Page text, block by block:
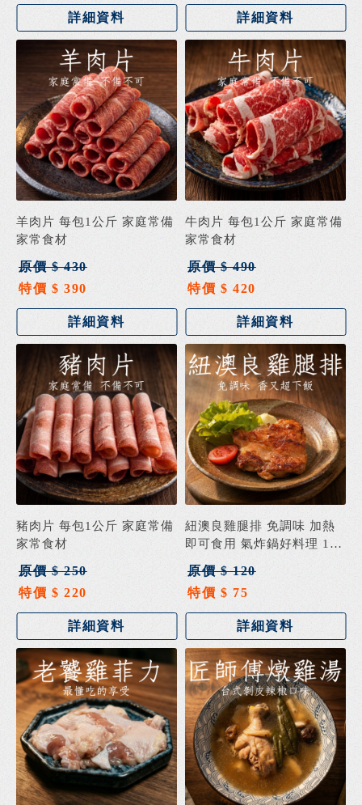
詳細資料 詳細資料
羊肉片 每包1公斤 家庭常備
家常食材
原價 $ 430
特價 $ 390
詳細資料
牛肉片 每包1公斤 家庭常備
家常食材
原價 $ 490
特價 $ 420
詳細資料
豬肉片 每包1公斤 家庭常備
家常食材
原價 $ 250
特價 $ 220
詳細資料
紐澳良雞腿排 免調味 加熱
即可食用 氣炸鍋好料理 180
克±5%
原價 $ 120
特價 $ 75
詳細資料